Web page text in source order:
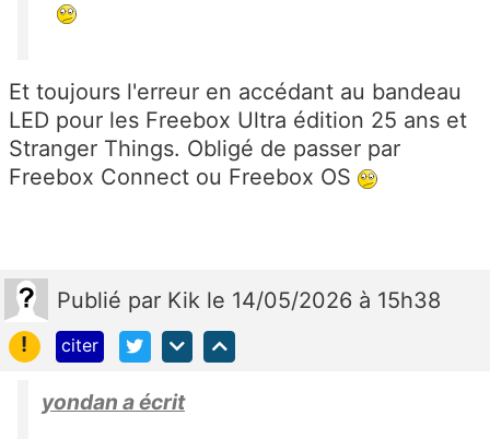
Et toujours l'erreur en accédant au bandeau
LED pour les Freebox Ultra édition 25 ans et
Stranger Things. Obligé de passer par
Freebox Connect ou Freebox OS
Publié par Kik le 14/05/2026 à 15h38
!
citer
yondan a écrit